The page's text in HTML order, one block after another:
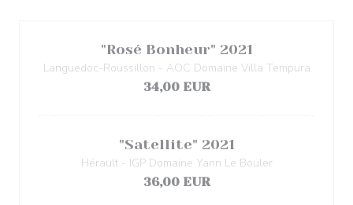
"Rosé Bonheur" 2021
Languedoc-Roussillon - AOC Domaine Villa Tempura
34,00 EUR
"Satellite" 2021
Hérault - IGP Domaine Yann Le Bouler
36,00 EUR